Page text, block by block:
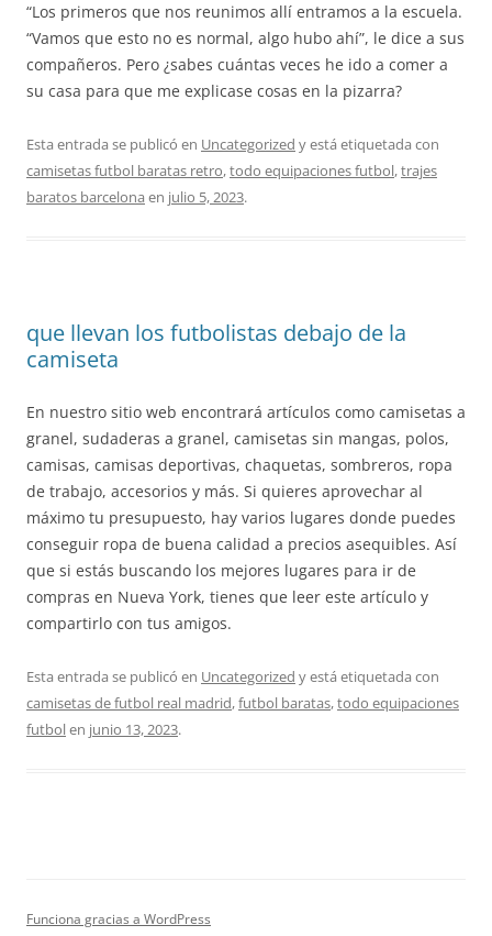
“Los primeros que nos reunimos allí entramos a la escuela.
“Vamos que esto no es normal, algo hubo ahí”, le dice a sus
compañeros. Pero ¿sabes cuántas veces he ido a comer a
su casa para que me explicase cosas en la pizarra?
Esta entrada se publicó en Uncategorized y está etiquetada con
camisetas futbol baratas retro,todo equipaciones futbol,trajes
baratos barcelona en julio 5, 2023.
que llevan los futbolistas debajo de la
camiseta
En nuestro sitio web encontrará artículos como camisetas a
granel, sudaderas a granel, camisetas sin mangas, polos,
camisas, camisas deportivas, chaquetas, sombreros, ropa
de trabajo, accesorios y más. Si quieres aprovechar al
máximo tu presupuesto, hay varios lugares donde puedes
conseguir ropa de buena calidad a precios asequibles. Así
que si estás buscando los mejores lugares para ir de
compras en Nueva York, tienes que leer este artículo y
compartirlo con tus amigos.
Esta entrada se publicó en Uncategorized y está etiquetada con
camisetas de futbol real madrid,futbol baratas,todo equipaciones
futbolen junio 13, 2023.
Funciona gracias a WordPress